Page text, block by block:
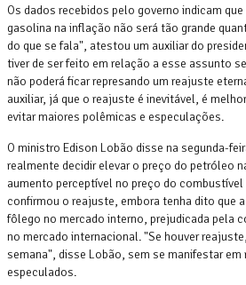
Os dados recebidos pelo governo indicam
gasolina na inflação não será tão grande
do que se fala", atestou um auxiliar do
tiver de ser feito em relação a esse assunto
não poderá ficar represando um reajuste
auxiliar, já que o reajuste é inevitável, é
evitar maiores polêmicas e especulações.
O ministro Edison Lobão disse na segunda-
realmente decidir elevar o preço do petróleo
aumento perceptível no preço do
confirmou o reajuste, embora tenha dito que
fôlego no mercado interno, prejudicada pela
no mercado internacional. "Se houver
semana", disse Lobão, sem se manifestar
especulados.